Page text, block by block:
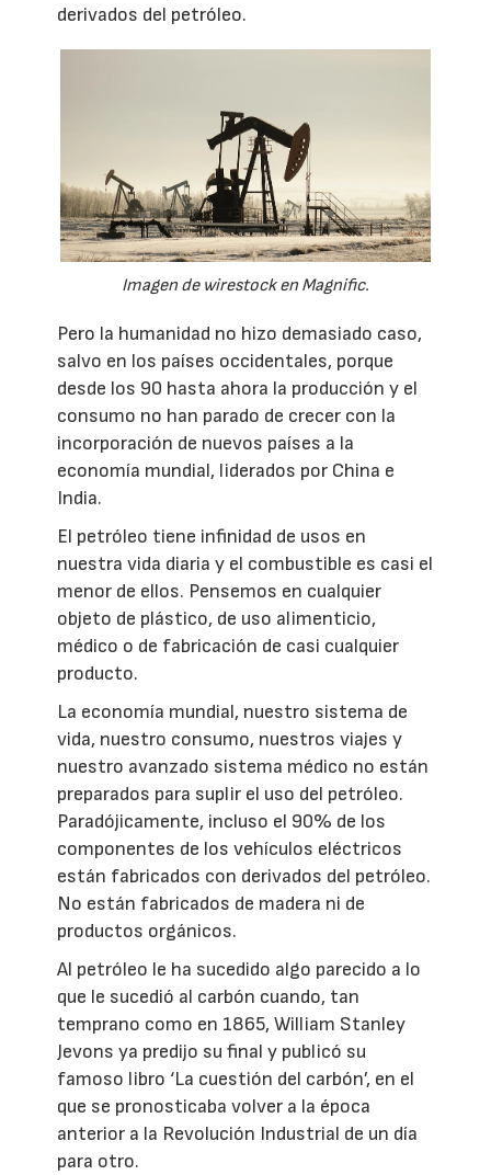
derivados del petróleo.
Imagen de wirestock en Magnific.
Pero la humanidad no hizo demasiado caso,
salvo en los países occidentales, porque
desde los 90 hasta ahora la producción y el
consumo no han parado de crecer con la
incorporación de nuevos países a la
economía mundial, liderados por China e
India.
El petróleo tiene infinidad de usos en
nuestra vida diaria y el combustible es casi el
menor de ellos. Pensemos en cualquier
objeto de plástico, de uso alimenticio,
médico o de fabricación de casi cualquier
producto.
La economía mundial, nuestro sistema de
vida, nuestro consumo, nuestros viajes y
nuestro avanzado sistema médico no están
preparados para suplir el uso del petróleo.
Paradójicamente, incluso el 90% de los
componentes de los vehículos eléctricos
están fabricados con derivados del petróleo.
No están fabricados de madera ni de
productos orgánicos.
Al petróleo le ha sucedido algo parecido a lo
que le sucedió al carbón cuando, tan
temprano como en 1865, William Stanley
Jevons ya predijo su final y publicó su
famoso libro ‘La cuestión del carbón’, en el
que se pronosticaba volver a la época
anterior a la Revolución Industrial de un día
para otro.